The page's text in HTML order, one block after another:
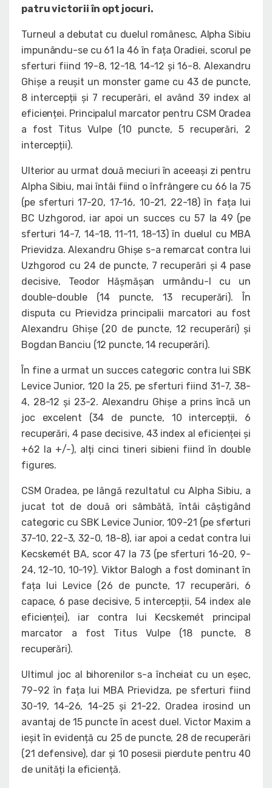
patru victorii în opt jocuri.
Turneul a debutat cu duelul românesc, Alpha Sibiu
impunându-se cu 61 la 46 în fața Oradiei, scorul pe
sferturi fiind 19-8, 12-18, 14-12 și 16-8. Alexandru
Ghișe a reușit un monster game cu 43 de puncte,
8 intercepții și 7 recuperări, el având 39 index al
eficienței. Principalul marcator pentru CSM Oradea
a fost Titus Vulpe (10 puncte, 5 recuperări, 2
intercepții).
Ulterior au urmat două meciuri în aceeași zi pentru
Alpha Sibiu, mai întâi fiind o înfrângere cu 66 la 75
(pe sferturi 17-20, 17-16, 10-21, 22-18) în fața lui
BC Uzhgorod, iar apoi un succes cu 57 la 49 (pe
sferturi 14-7, 14-18, 11-11, 18-13) în duelul cu MBA
Prievidza. Alexandru Ghișe s-a remarcat contra lui
Uzhgorod cu 24 de puncte, 7 recuperări și 4 pase
decisive, Teodor Hășmășan urmându-l cu un
double-double (14 puncte, 13 recuperări). În
disputa cu Prievidza principalii marcatori au fost
Alexandru Ghișe (20 de puncte, 12 recuperări) și
Bogdan Banciu (12 puncte, 14 recuperări).
În fine a urmat un succes categoric contra lui SBK
Levice Junior, 120 la 25, pe sferturi fiind 31-7, 38-
4, 28-12 și 23-2. Alexandru Ghișe a prins încă un
joc excelent (34 de puncte, 10 intercepții, 6
recuperări, 4 pase decisive, 43 index al eficienței și
+62 la +/-), alți cinci tineri sibieni fiind în double
figures.
CSM Oradea, pe lângă rezultatul cu Alpha Sibiu, a
jucat tot de două ori sâmbătă, întâi câștigând
categoric cu SBK Levice Junior, 109-21 (pe sferturi
37-10, 22-3, 32-0, 18-8), iar apoi a cedat contra lui
Kecskemét BA, scor 47 la 73 (pe sferturi 16-20, 9-
24, 12-10, 10-19). Viktor Balogh a fost dominant în
fața lui Levice (26 de puncte, 17 recuperări, 6
capace, 6 pase decisive, 5 intercepții, 54 index ale
eficienței), iar contra lui Kecskemét principal
marcator a fost Titus Vulpe (18 puncte, 8
recuperări).
Ultimul joc al bihorenilor s-a încheiat cu un eșec,
79-92 în fața lui MBA Prievidza, pe sferturi fiind
30-19, 14-26, 14-25 și 21-22, Oradea irosind un
avantaj de 15 puncte în acest duel. Victor Maxim a
ieșit în evidență cu 25 de puncte, 28 de recuperări
(21 defensive), dar și 10 posesii pierdute pentru 40
de unități la eficiență.